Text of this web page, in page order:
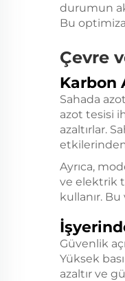
durumun
Bu
Çevre
Karbon
Sahada
azot tesisi
azaltırlar.
Ayrıca,
ve elektrik
kullanır.
Güvenlik
Yüksek
azaltır ve